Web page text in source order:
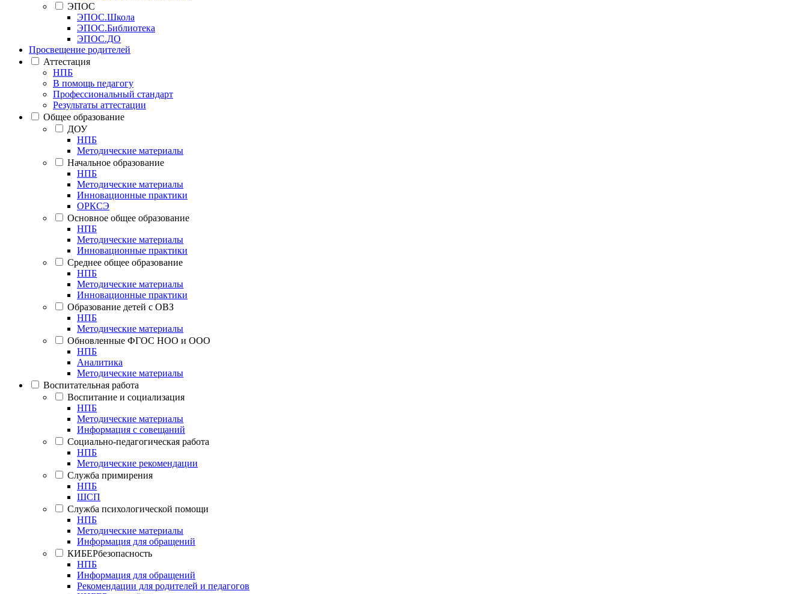
ЭПОС
ЭПОС.Школа
ЭПОС.Библиотека
ЭПОС.ДО
Просвещение родителей
Аттестация
НПБ
В помощь педагогу
Профессиональный стандарт
Результаты аттестации
Общее образование
ДОУ
НПБ
Методические материалы
Начальное образование
НПБ
Методические материалы
Инновационные практики
ОРКСЭ
Основное общее образование
НПБ
Методические материалы
Инновационные практики
Среднее общее образование
НПБ
Методические материалы
Инновационные практики
Образование детей с ОВЗ
НПБ
Методические материалы
Обновленные ФГОС НОО и ООО
НПБ
Аналитика
Методические материалы
Воспитательная работа
Воспитание и социализация
НПБ
Методические материалы
Информация с совещаний
Социально-педагогическая работа
НПБ
Методические рекомендации
Служба примирения
НПБ
ШСП
Служба психологической помощи
НПБ
Методические материалы
Информация для обращений
КИБЕРбезопасность
НПБ
Информация для обращений
Рекомендации для родителей и педагогов